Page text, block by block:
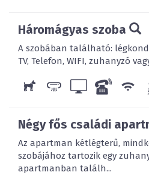
Háromágyas szoba
A szobában található:
TV, Telefon, WIFI, zuhanyzó
Négy fős családi
Az apartman kétlégterű,
szobájához tartozik egy
apartmanban találh...